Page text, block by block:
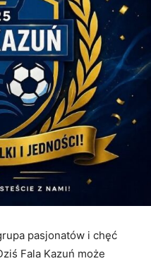
pasjonatów i chęć
Fala Kazuń może